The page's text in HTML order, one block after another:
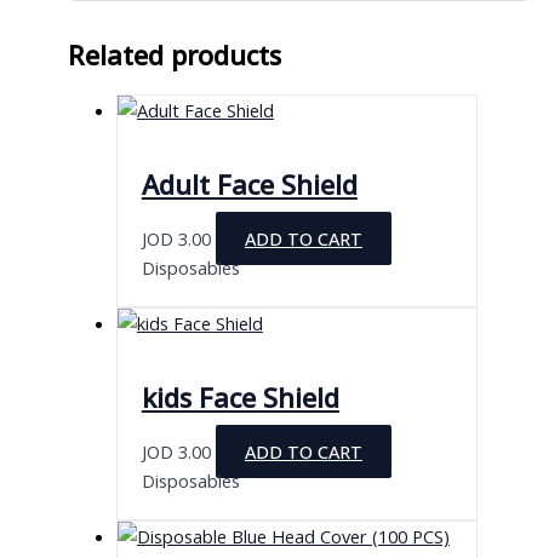
Related products
Adult Face Shield
JOD 3.00
ADD TO CART
Disposables
kids Face Shield
JOD 3.00
ADD TO CART
Disposables